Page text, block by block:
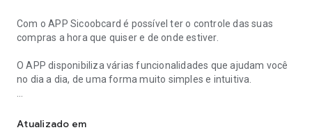
Com o APP Sicoobcard é possível ter o controle das suas
compras a hora que quiser e de onde estiver.
O APP disponibiliza várias funcionalidades que ajudam você
no dia a dia, de uma forma muito simples e intuitiva.
segundos? No app você pode. E liberar o cartão para uso no
Atualizado em